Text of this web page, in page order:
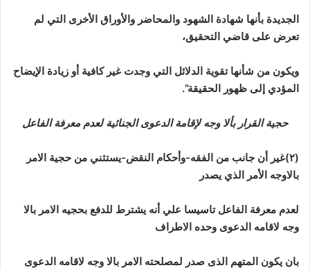
الجديدة بأنها شهادة الشهود والمحاضر والأوراق الأخرى التي لم
تعرض على قاضي التحقيق،
ويكون من شأنها تقوية الدلائل التي وجدت غير كافية أو زيادة الإيضاح
المؤدي إلى ظهور الحقيقة”.
حجية القرار بألا وجه لإقامة الدعوى الجنائية لعدم معرفة الفاعل
(٢)غير أن جانب من الفقه-وأحكام النقض-يستثني من حجية الامر
بالاوجه الأمر الذي يصدر
لعدم معرفة الفاعل تاسيسا علي أنه يشترط للدفع بحجيه الامر بالا
وجه لاقامه الدعوى وحده الاطراف
بان يكون المتهم الذى صدر لمصلحته الامر بالا وجه لاقامه الدعوى